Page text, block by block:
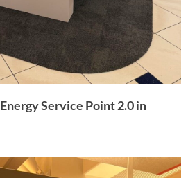
Service Point 2.0 in